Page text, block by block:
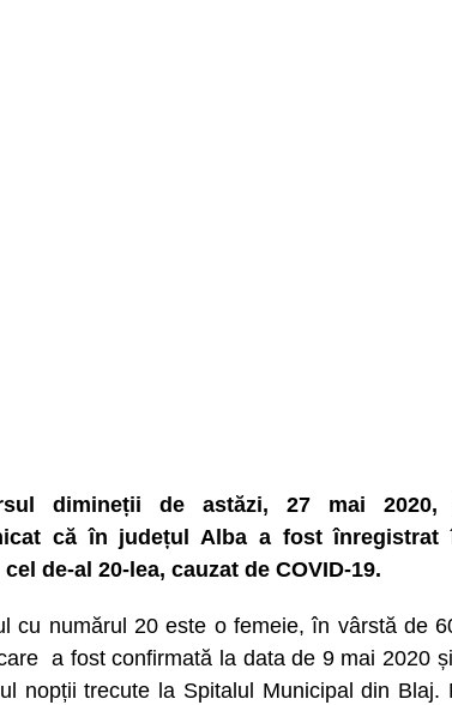
dimineții de astăzi, 27 mai 2020,
că în județul Alba a fost înregistrat
de-al 20-lea, cauzat de COVID-19.
cu numărul 20 este o femeie, în vârstă de
a fost confirmată la data de 9 mai 2020
nopții trecute la Spitalul Municipal din Blaj.